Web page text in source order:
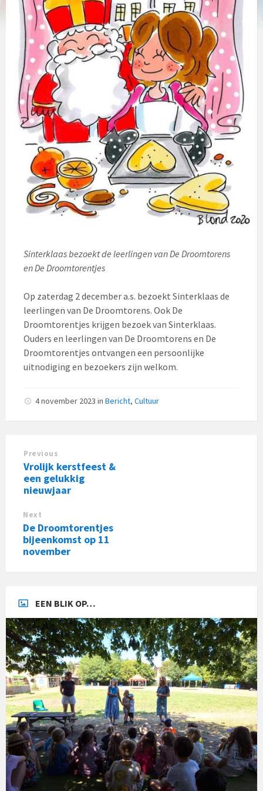
Sinterklaas bezoekt de leerlingen van De Droomtorens
en De Droomtorentjes
Op zaterdag 2 december a.s. bezoekt Sinterklaas de
leerlingen van De Droomtorens. Ook De
Droomtorentjes krijgen bezoek van Sinterklaas.
Ouders en leerlingen van De Droomtorens en De
Droomtorentjes ontvangen een persoonlijke
uitnodiging en bezoekers zijn welkom.
4 november 2023 in Bericht, Cultuur
Previous
Vrolijk kerstfeest &
een gelukkig
nieuwjaar
Next
De Droomtorentjes
bijeenkomst op 11
november
EEN BLIK OP…